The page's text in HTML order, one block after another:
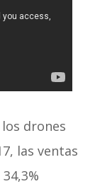
drones
las ventas